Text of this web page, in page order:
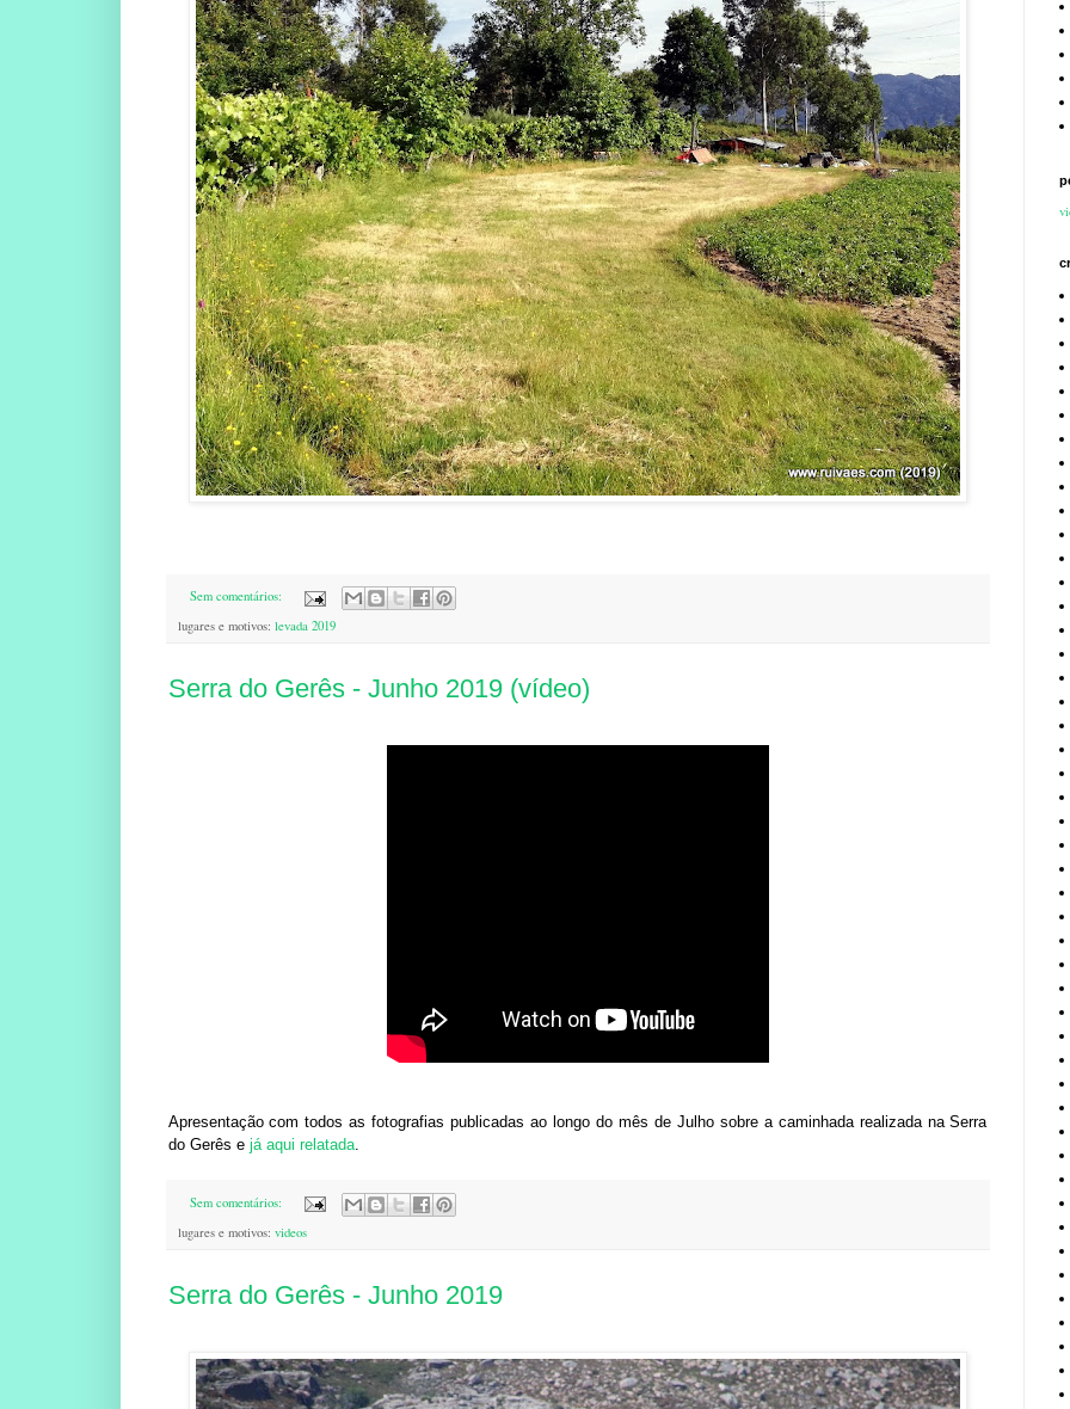
Sem comentários:
lugares e motivos: levada 2019
Serra do Gerês - Junho 2019 (vídeo)
Apresentação com todos as fotografias publicadas ao longo do mês de Julho sobre a caminhada realizada na Serra
do Gerês e já aqui relatada.
Sem comentários:
lugares e motivos: videos
Serra do Gerês - Junho 2019